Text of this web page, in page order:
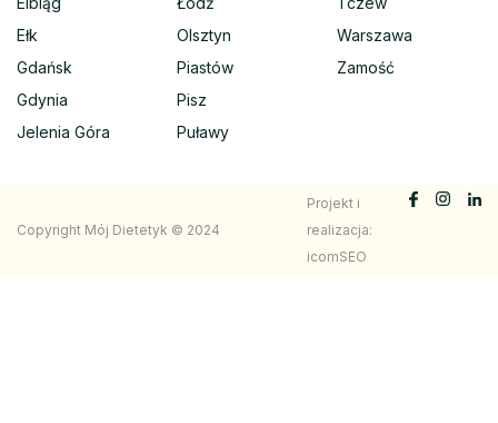
Ełk
Gdańsk
Gdynia
Jelenia Góra
Olsztyn
Piastów
Pisz
Puławy
Warszawa
Zamość
Copyright Mój Dietetyk © 2024
Projekt i
realizacja:
icomSEO